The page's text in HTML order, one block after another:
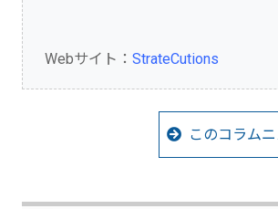
Webサイト： StrateCutions
このコラム